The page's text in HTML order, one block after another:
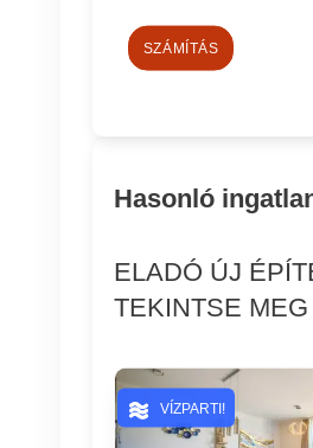
SZÁMÍTÁS
Hasonló
ELADÓ ÚJ
TEKINTSE
VÍZPARTI!